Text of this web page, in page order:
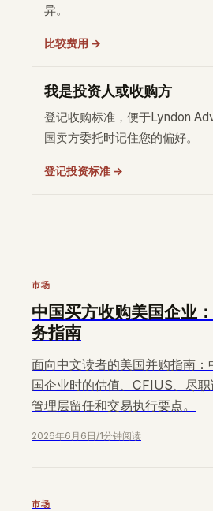
异。
比较费用 →
我是投资人或收购方
登记收购标准，便于Lyndon
国卖方委托时记住您的偏好。
登记投资标准 →
市场
中国买方收购美国企业
务指南
面向中文读者的美国并购指南：
国企业时的估值、CFIUS、尽职
管理层留任和交易执行要点。
2026年6月6日/1分钟阅读
市场